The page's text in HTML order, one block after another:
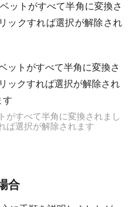
ットがすべて半角に変換さ
ックすれば選択が解除され
がすべて半角に変換されまし
ば選択が解除されます
合